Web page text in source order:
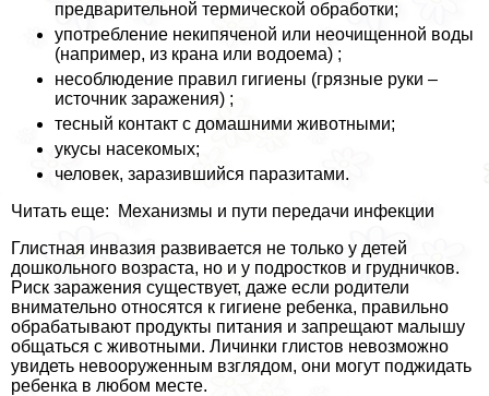
предварительной термической обработки;
употрeбление некипяченой или неочищенной воды
(например, из крана или водоема) ;
несоблюдение правил гигиены (грязные руки –
источник заражения) ;
тесный контакт с домашними животными;
укусы насекомых;
человек, заразившийся паразитами.
Читать еще: Механизмы и пути передачи инфекции
Глистная инвазия развивается не только у детей
дошкольного возраста, но и у подростков и грудничков.
Риск заражения существует, даже если родители
внимательно относятся к гигиене ребенка, правильно
обpaбатывают продукты питания и запрещают малышу
общаться с животными. Личинки глистов невозможно
увидеть невооруженным взглядом, они могут поджидать
ребенка в любом месте.